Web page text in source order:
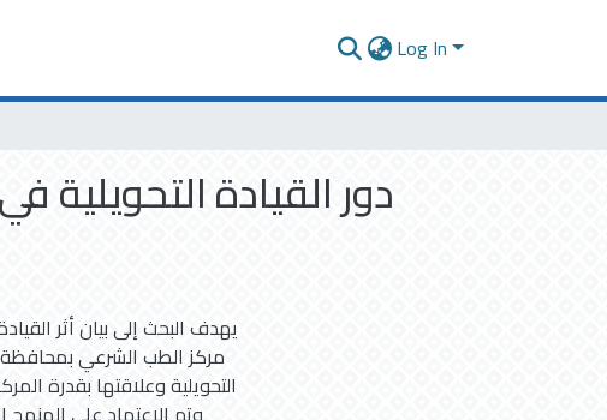
Log In
دور القيادة التحويلية
يهدف البحث إلى بيان أثر
مركز الطب الشرعي
التحويلية وعلاقتها بقدرة